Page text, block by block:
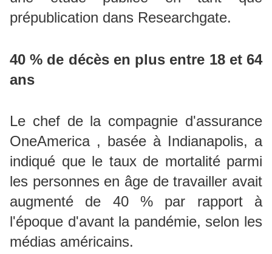
prépublication dans Researchgate.
40 % de décès en plus entre 18 et 64
ans
Le chef de la compagnie d'assurance
OneAmerica , basée à Indianapolis, a
indiqué que le taux de mortalité parmi
les personnes en âge de travailler avait
augmenté de 40 % par rapport à
l'époque d'avant la pandémie, selon les
médias américains.